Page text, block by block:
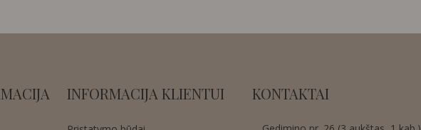
INFORMACIJA KLIENTUI KONTAKTAI